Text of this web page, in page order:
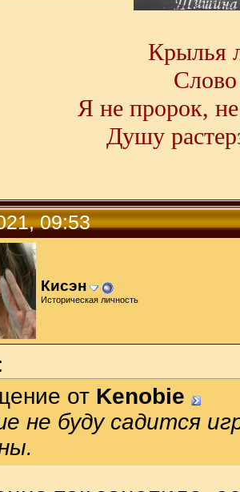
Крылья
Слово
Я не пророк,
Душу
09:53
Кисэн
Историческая личность
от Kenobie
не буду садится